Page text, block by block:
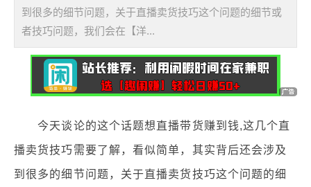
到很多的细节问题，关于直播卖货技巧这个问题的细节或
者技巧问题，我们会在【洋...
今天谈论的这个话题想直播带货赚到钱,这几个直
播卖货技巧需要了解，看似简单，其实背后还会涉及
到很多的细节问题，关于直播卖货技巧这个问题的细